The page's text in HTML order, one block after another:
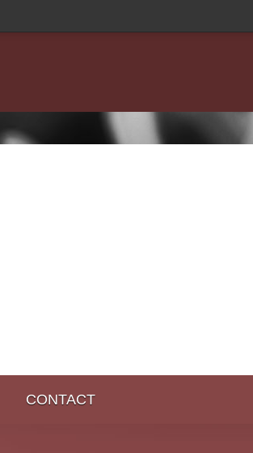
CONTACT